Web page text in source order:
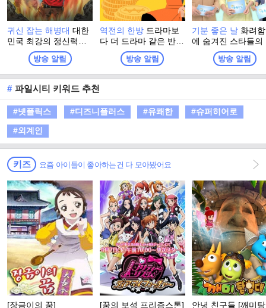
귀신 잡는 해병대대한
민국 최강의 정신력을
자부하는 해병대 출신
들이 모여, 이번엔 진짜
귀신을 잡으러 심령 스
폿으로 떠난다! 실제 무
속인들이 경험한 기이
한 사건과 금기, 그리고
사람들 사이에 떠도는
괴담을 눈앞에서 확인
하는 한여름 납량 오컬
트 수색 버라이어티!
방송 알림
역전의 한방 드라마보
다 더 드라마 같은 반전
인생 추적 스토리 프로
방송 알림
기분 좋은 날화려
에 숨겨진 스타들의
솔한 이야기와 이색
소에서 펼쳐지는 스
들의 특별한 체험.
이 함께하는 명강의
생활에 유익한 다양
방송 알림
# 파일시티 키워드 추천
#넷플릭스 #디즈니플러스 #유쾌한
#슈퍼히어로
#외계인
키즈 요즘 아이들이 좋아하는건 다 모아봤어요
[장금이의 꿈] [꿈의 보석 프리즘스톤]
안녕 친구들 [깨미